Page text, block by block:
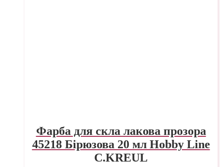
Фарба для скла лакова прозора
45218 Бірюзова 20 мл Hobby Line
C.KREUL